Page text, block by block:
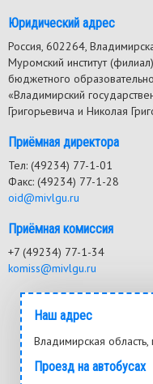
Юридический адрес
Россия, 602264,
Муромский институт
бюджетного
«Владимирский
Григорьевича и Николая
Приёмная директора
Тел: (49234) 77-1-01
Факс: (49234) 77-1-28
oid@mivlgu.ru
Приёмная комиссия
+7 (49234) 77-1-34
komiss@mivlgu.ru
Наш адрес
Владимирская
Проезд на автобусах